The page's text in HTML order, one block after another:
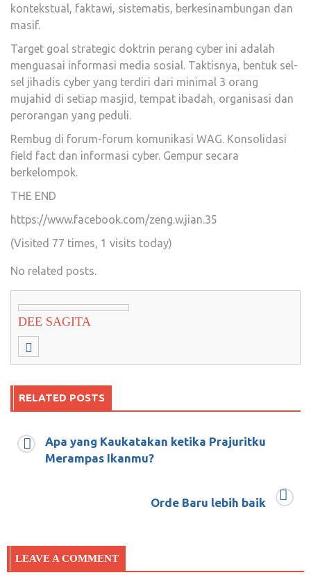
kontekstual, faktawi, sistematis, berkesinambungan dan
masif.
Target goal strategic doktrin perang cyber ini adalah
menguasai informasi media sosial. Taktisnya, bentuk sel-
sel jihadis cyber yang terdiri dari minimal 3 orang
mujahid di setiap masjid, tempat ibadah, organisasi dan
perorangan yang peduli.
Rembug di forum-forum komunikasi WAG. Konsolidasi
field fact dan informasi cyber. Gempur secara
berkelompok.
THE END
https://www.facebook.com/zeng.w.jian.35
(Visited 77 times, 1 visits today)
No related posts.
DEE SAGITA
RELATED POSTS
Menangkan Ghazwul Fikr di Layar Bioskop
Presiden kehilangan kontrol terhadap anak
buahnya?
Apa yang Kaukatakan ketika Prajuritku
Merampas Ikanmu?
Orde Baru lebih baik
LEAVE A COMMENT